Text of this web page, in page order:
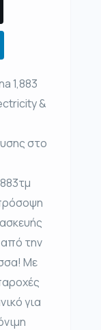
1,883
&
στο
από την
Με
για